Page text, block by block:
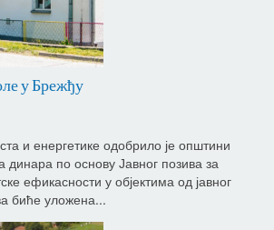
у Брежђу
и енергетике одобрило је општини
по основу Јавног позива за
ефикасности у објектима од јавног
биће уложена...